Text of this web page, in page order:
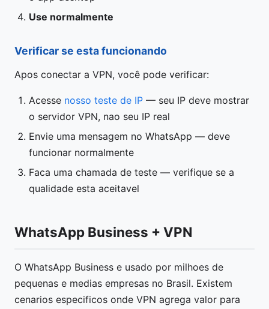
Use normalmente
Verificar se esta funcionando
Apos conectar a VPN, você pode verificar:
Acesse nosso teste de IP — seu IP deve mostrar
o servidor VPN, nao seu IP real
Envie uma mensagem no WhatsApp — deve
funcionar normalmente
Faca uma chamada de teste — verifique se a
qualidade esta aceitavel
WhatsApp Business + VPN
O WhatsApp Business e usado por milhoes de
pequenas e medias empresas no Brasil. Existem
cenarios especificos onde VPN agrega valor para